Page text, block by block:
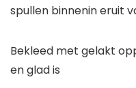
spullen binnenin eruit
Bekleed met gelakt
en glad is